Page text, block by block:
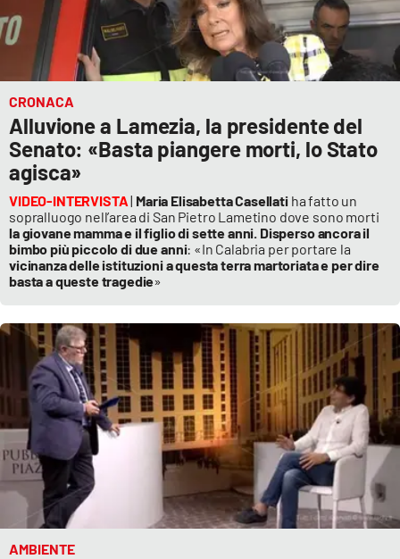
Cultura
Economia e Lavoro
Politica
Sanità
Società
Sport
Good Morning Vietnam
Parchi Marini Calabria
Leggendo Alvaro insieme
Imprese Di Calabria
Le perfidie di Antonella Grippo
CRONACA
Alluvione a Lamezia, la presidente del
Senato: «Basta piangere morti, lo Stato
agisca»
VIDEO-INTERVISTA| Maria Elisabetta Casellatiha fatto un
sopralluogo nell’area di San Pietro Lametino dove sono morti
la giovane mamma e il figlio di sette anni. Disperso ancora il
bimbo più piccolo di due anni: «In Calabria per portare la
vicinanza delle istituzioni a questa terra martoriata e per dire
basta a queste tragedie»
AMBIENTE